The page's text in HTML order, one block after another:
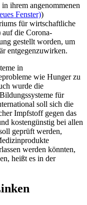
ihrem angenommenen
Fenster))
für wirtschaftliche
die Corona-
gestellt worden, um
entgegenzuwirken.
in
wie Hunger zu
wurde die
für
soll sich die
Impfstoff gegen das
kostengünstig bei allen
geprüft werden,
werden könnten,
heißt es in der